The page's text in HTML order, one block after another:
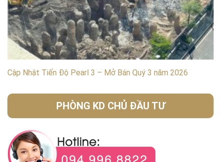
Cập Nhật Tiến Độ Pearl 3 – Mở Bán Quý 3 năm 2026
PHÒNG KD CHỦ ĐẦU TƯ